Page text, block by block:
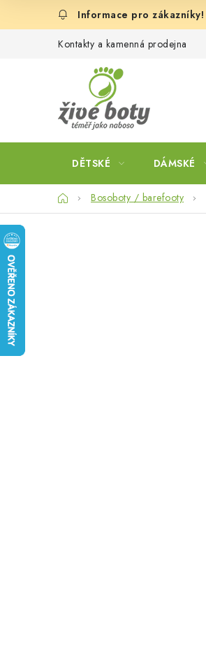
Kontakty a kamenná prodejna
DĚTSKÉ DÁMSKÉ
DomůBosoboty / barefooty